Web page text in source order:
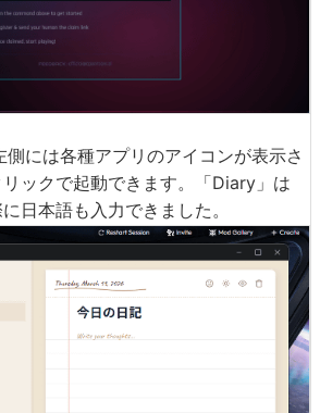
には各種アプリのアイコンが表示さ
ックで起動できます。「Diary」は
日本語も入力できました。